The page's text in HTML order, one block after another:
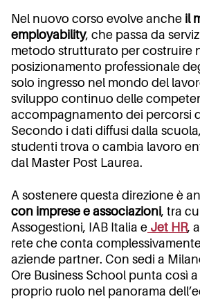
Nel nuovo corso evolve anche il
employability, che passa da
metodo strutturato per costruire
posizionamento professionale
solo ingresso nel mondo del
sviluppo continuo delle
accompagnamento dei percorsi
Secondo i dati diffusi dalla
studenti trova o cambia lavoro
dal Master Post Laurea.
A sostenere questa direzione è
con imprese e associazioni, tra
Assogestioni, IAB Italia e Jet HR,
rete che conta
aziende partner. Con sedi a
Ore Business School punta così
proprio ruolo nel panorama